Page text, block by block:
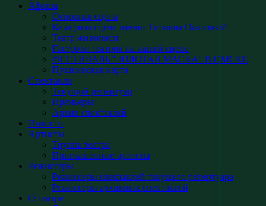
Афиша
Основная сцена
Камерная сцена имени Татьяны Ожиговой
Театр живописи
Гастроли театров на нашей сцене
ФЕСТИВАЛЬ "ЗОЛОТАЯ МАСКА" В ОМСКЕ
Пушкинская карта
Спектакли
Текущий репертуар
Премьеры
Архив спектаклей
Новости
Артисты
Труппа театра
Приглашенные артисты
Режиссеры
Режиссеры спектаклей текущего репертуара
Режиссеры архивных спектаклей
О театре